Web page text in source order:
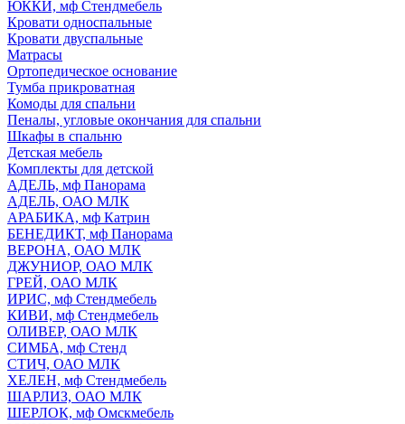
ЮККИ, мф Стендмебель
Кровати односпальные
Кровати двуспальные
Матрасы
Ортопедическое основание
Тумба прикроватная
Комоды для спальни
Пеналы, угловые окончания для спальни
Шкафы в спальню
Детская мебель
Комплекты для детской
АДЕЛЬ, мф Панорама
АДЕЛЬ, ОАО МЛК
АРАБИКА, мф Катрин
БЕНЕДИКТ, мф Панорама
ВЕРОНА, ОАО МЛК
ДЖУНИОР, ОАО МЛК
ГРЕЙ, ОАО МЛК
ИРИС, мф Стендмебель
КИВИ, мф Стендмебель
ОЛИВЕР, ОАО МЛК
СИМБА, мф Стенд
СТИЧ, ОАО МЛК
ХЕЛЕН, мф Стендмебель
ШАРЛИЗ, ОАО МЛК
ШЕРЛОК, мф Омскмебель